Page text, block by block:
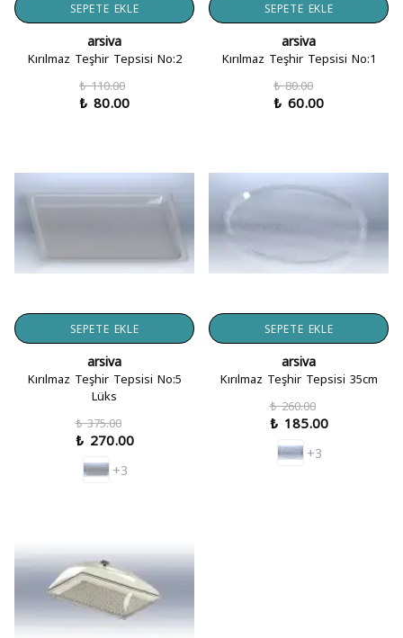
SEPETE EKLE
arsiva
Kırılmaz Teşhir Tepsisi No:2
₺ 110.00
₺ 80.00
SEPETE EKLE
arsiva
Kırılmaz Teşhir Tepsisi No:1
₺ 80.00
₺ 60.00
SEPETE EKLE
arsiva
Kırılmaz Teşhir Tepsisi No:5
Lüks
₺ 375.00
₺ 270.00
+3
SEPETE EKLE
arsiva
Kırılmaz Teşhir Tepsisi 35cm
₺ 260.00
₺ 185.00
+3